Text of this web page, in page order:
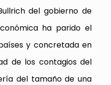
del gobierno de
ha parido el
y concretada en
de los contagios del
del tamaño de una